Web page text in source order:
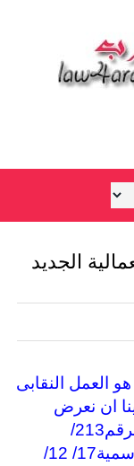
الجديد
العمل النقابى
ان نعرض
قانونا جديدا صدر للمنظمات النقابية برقم213/
لسنة2017 والمنشور فى الجريدة الرسمية17/ 12/